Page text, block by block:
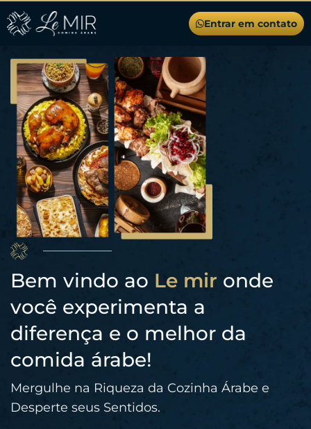
Entrar em contato
Bem vindo ao Le mir onde
você experimenta a
diferença e o melhor da
comida árabe!
Mergulhe na Riqueza da Cozinha Árabe e
Desperte seus Sentidos.